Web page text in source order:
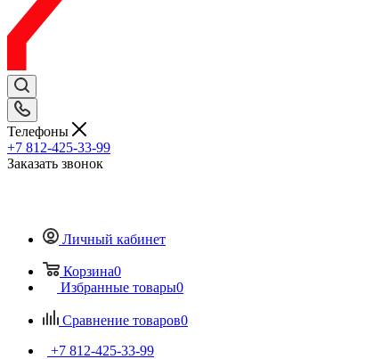
Телефоны
+7 812-425-33-99
Заказать звонок
Личный кабинет
Корзина0
Избранные товары0
Сравнение товаров0
+7 812-425-33-99